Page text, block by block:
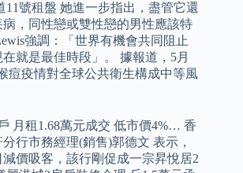
11號租盤 她進一步指出，盡管它還
，同性戀或雙性戀的男性應該特
強調：「世界有機會共同阻止
就是最佳時段」。 據報道，5月
痘疫情對全球公共衛生構成中等風
月租1.68萬元成交 低市價4%… 香
行市務經理(銷售)郭德文 表示，
價吸客，該行剛促成一宗昇悅居2